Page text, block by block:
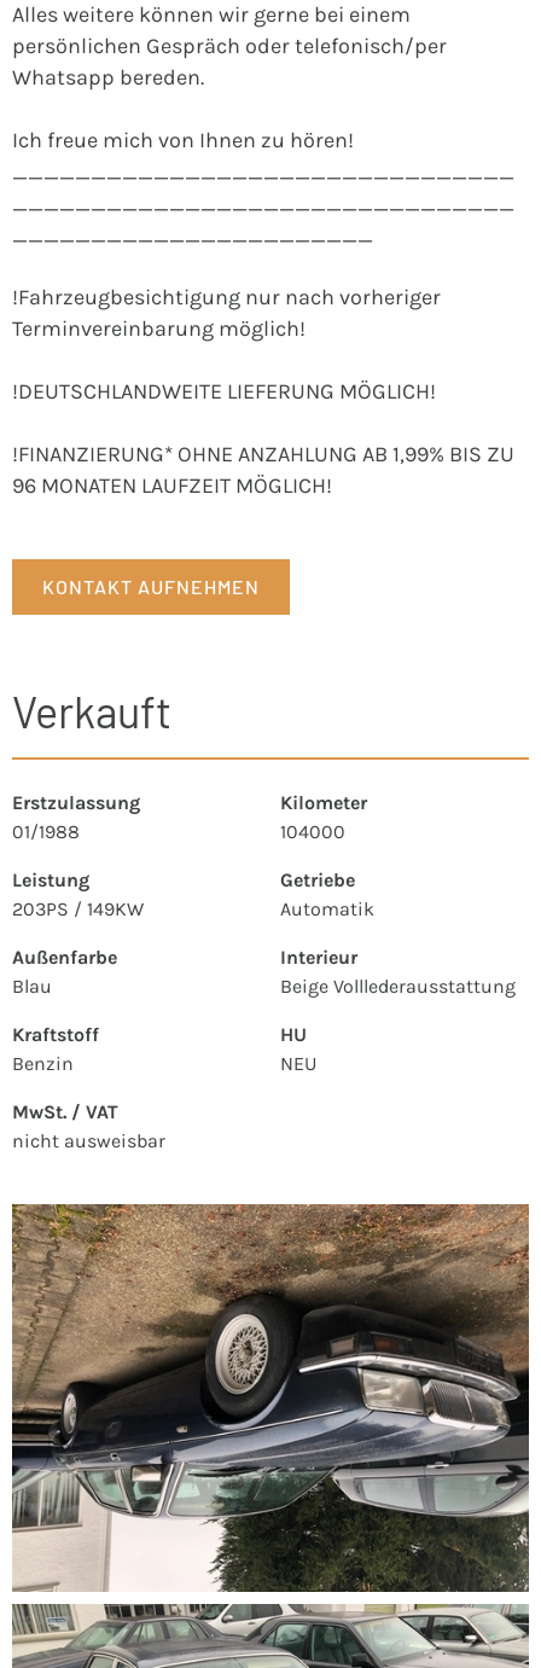
Alles weitere können wir gerne bei einem
persönlichen Gespräch oder telefonisch/per
Whatsapp bereden.
Ich freue mich von Ihnen zu hören!
________________________________
________________________________
_______________________
!Fahrzeugbesichtigung nur nach vorheriger
Terminvereinbarung möglich!
!DEUTSCHLANDWEITE LIEFERUNG MÖGLICH!
!FINANZIERUNG* OHNE ANZAHLUNG AB 1,99% BIS ZU
96 MONATEN LAUFZEIT MÖGLICH!
KONTAKT AUFNEHMEN
Verkauft
Erstzulassung
01/1988
Kilometer
104000
Leistung
203PS / 149KW
Getriebe
Automatik
Außenfarbe
Blau
Interieur
Beige Volllederausstattung
Kraftstoff
Benzin
HU
NEU
MwSt. / VAT
nicht ausweisbar